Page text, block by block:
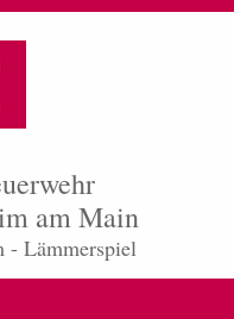
am Main
- Lämmerspiel